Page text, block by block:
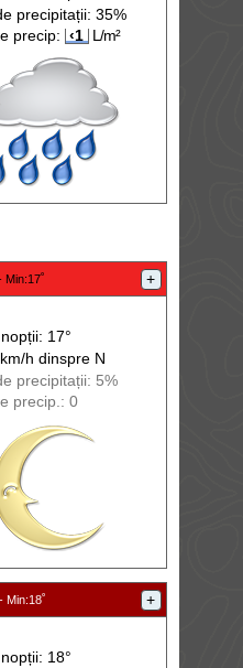
precipitații: 35%
precip:
‹1 L/m²
Min:17˚ +
17°
h dinspreN
precipitații: 5%
precip.: 0
Min:18˚ +
18°